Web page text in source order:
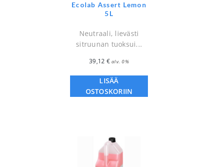
Ecolab Assert Lemon
5L
Neutraali, lievästi
sitruunan tuoksui...
39,12 € alv. 0%
LISÄÄ
OSTOSKORIIN